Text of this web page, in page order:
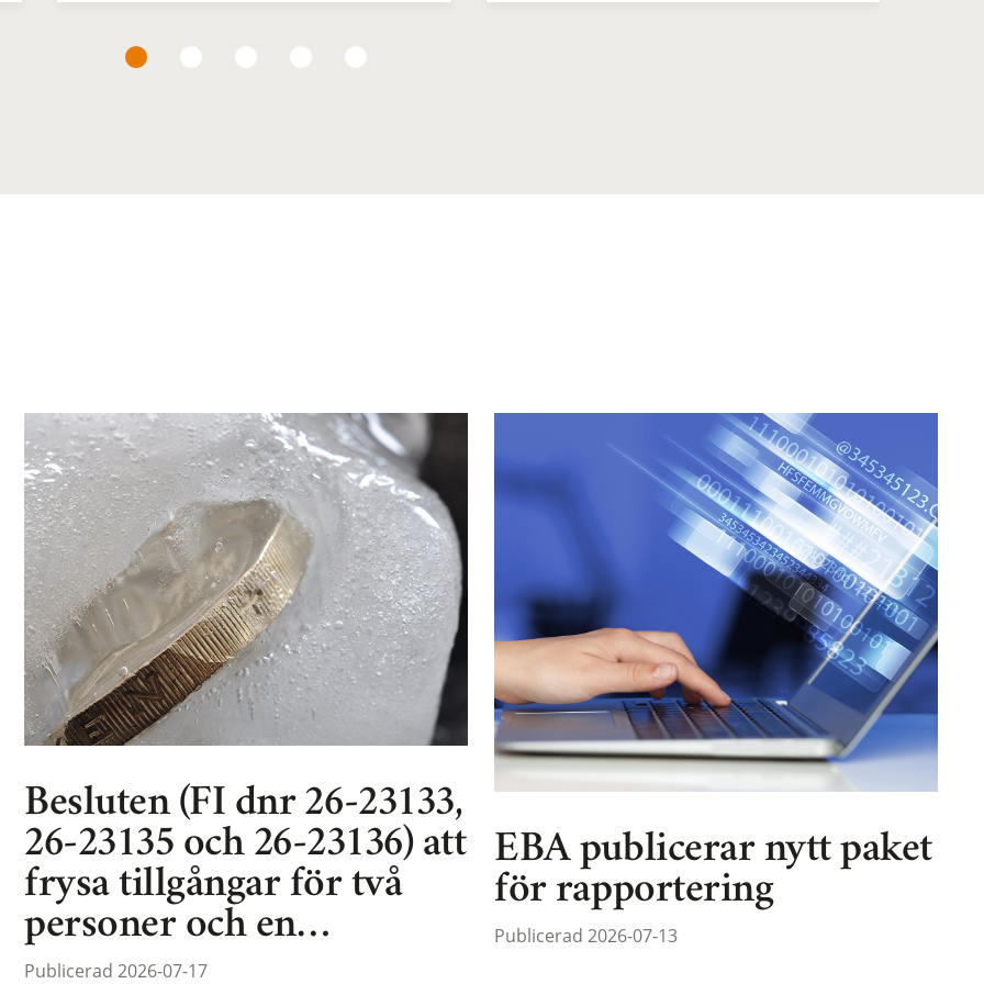
Besluten (FI dnr 26-23133,
26-23135 och 26-23136) att
frysa tillgångar för två
personer och en…
Publicerad 2026-07-17
EBA publicerar nytt paket
för rapportering
Publicerad 2026-07-13